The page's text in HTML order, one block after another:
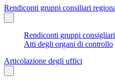
Rendiconti gruppi consiliari
Rendiconti gruppi consigliari
Atti degli organi di controllo
Articolazione degli uffici